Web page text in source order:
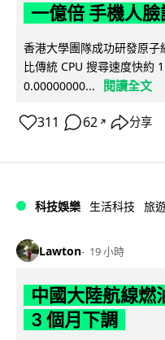
一億倍 手機人
香港大學團隊成功研發原子
比傳統 CPU 搜尋速度快約
0.00000000...
閱讀全文
311 62 ↗ 分享
科技娛樂 生活科技 旅
Lawton 19 小時
中國大陸航線燃
3 個月下調